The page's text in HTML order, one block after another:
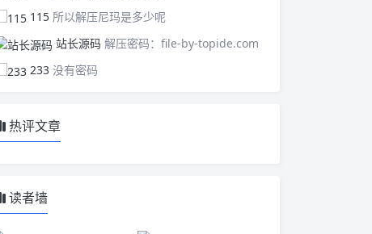
115 所以解压尼玛是多少呢
站长源码 解压密码：file-by-topide.com
233 没有密码
热评文章
读者墙